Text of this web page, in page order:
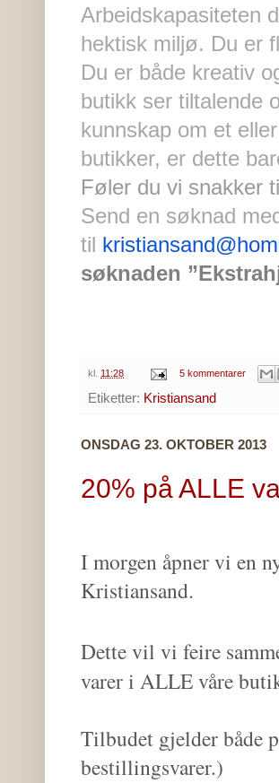
Arbeidskapasiteten
hektisk miljø. Du er
Du er både kreativ
butikk ser tiltalende
kunnskap om et
butikker, er dette
Føler du vi snakker
Send en søknad
til
søknaden
kl. 11:28 5 kommentarer
Etiketter: Kristiansand
ONSDAG 23. OKTOBER 2013
20% på ALLE
I morgen åpner vi en
Kristiansand.
Dette vil vi feire
varer i ALLE våre
Tilbudet gjelder både
bestillingsvarer.)